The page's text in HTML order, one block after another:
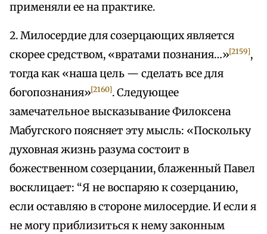
применяли ее на практике.
2. Милосердие для созерцающих является
скорее средством, «вратами познания…»[2159],
тогда как «наша цель — сделать все для
богопознания»[2160]. Следующее
замечательное высказывание Филоксена
Мабугского поясняет эту мысль: «Поскольку
духовная жизнь разума состоит в
божественном созерцании, блаженный Павел
восклицает: “Я не воспаряю к созерцанию,
если оставляю в стороне милосердие. И если я
не могу приблизиться к нему законным